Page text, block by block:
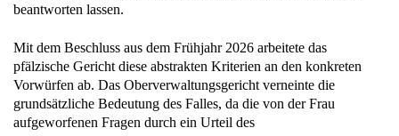
beantworten lassen.
Mit dem Beschluss aus dem Frühjahr 2026 arbeitete das
pfälzische Gericht diese abstrakten Kriterien an den konkreten
Vorwürfen ab. Das Oberverwaltungsgericht verneinte die
grundsätzliche Bedeutung des Falles, da die von der Frau
aufgeworfenen Fragen durch ein Urteil des